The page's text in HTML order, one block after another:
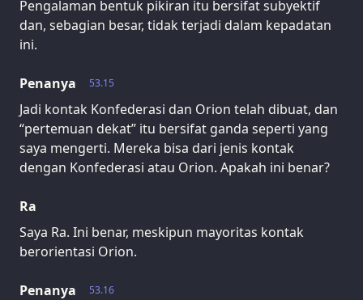
Pengalaman bentuk pikiran itu bersifat subyektif
dan, sebagian besar, tidak terjadi dalam kepadatan
ini.
53.15
Penanya
Jadi kontak Konfederasi dan Orion telah dibuat, dan
“pertemuan dekat” itu bersifat ganda seperti yang
saya mengerti. Mereka bisa dari jenis kontak
dengan Konfederasi atau Orion. Apakah ini benar?
Ra
Saya Ra. Ini benar, meskipun mayoritas kontak
berorientasi Orion.
53.16
Penanya